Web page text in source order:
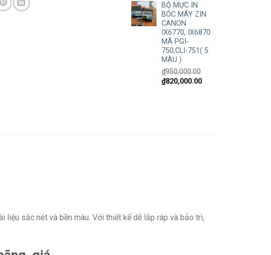
BỘ MỰC IN
BÓC MÁY ZIN
CANON
IX6770, IX6870
MÃ PGI-
750,CLI-751( 5
MÀU )
₫950,000.00
₫820,000.00
liệu sắc nét và bền màu. Với thiết kế dễ lắp ráp và bảo trì,